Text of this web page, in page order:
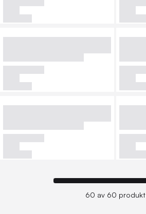
60 av 60 produkt